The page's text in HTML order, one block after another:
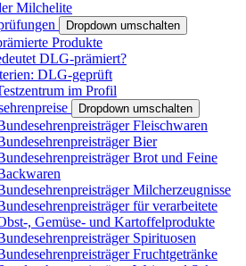
Milchelite
Dropdown umschalten
Produkte
DLG-prämiert?
DLG-geprüft
im Profil
Dropdown umschalten
Fleischwaren
Bier
Brot und Feine
Milcherzeugnisse
für verarbeitete
, Gemüse- und Kartoffelprodukte
Spirituosen
Fruchtgetränke